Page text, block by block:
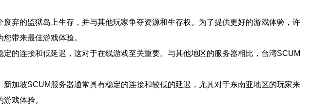
弃的监狱岛上生存，并与其他玩家争夺资源和生存权。为了提供更好的游戏体验，许
带来最佳游戏体验。
的连接和低延迟，这对于在线游戏至关重要。与其他地区的服务器相比，台湾SCUM
加坡SCUM服务器通常具有稳定的连接和较低的延迟，尤其对于东南亚地区的玩家来
戏体验。